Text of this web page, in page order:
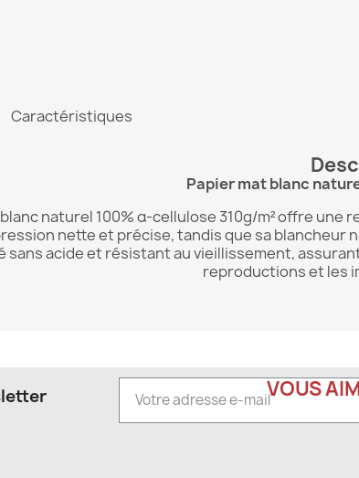
Caractéristiques
Papier mat blanc
naturel 100% α-cellulose 310g/m² offre
nette et précise, tandis que sa blancheur
sans acide et résistant au vieillissement,
reproductions et les
VOUS